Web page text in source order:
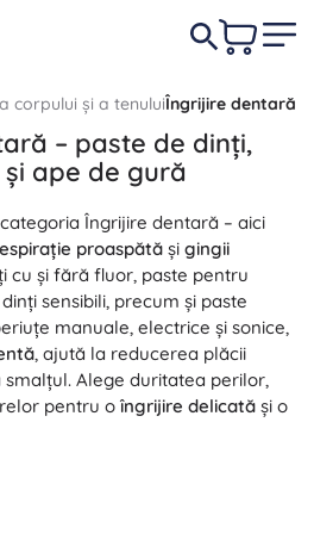
corpului și a tenuluiÎngrijire dentară
– paste de dinți,
ape de gură
Îngrijire dentară – aici
proaspătă și gingii
cu și fără fluor, paste pentru
sensibili, precum și paste
manuale, electrice și sonice,
, ajută la reducerea plăcii
Alege duritatea perilor,
pentru o îngrijire delicată și o
și igiena dentară, alege
dimensiuni, ațe dentare,